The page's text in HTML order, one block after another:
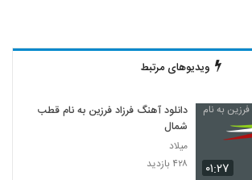
ویدیوهای مرتبط
۰۱:۲۷
دانلود آهنگ فرزاد فرزین به نام قطب
شمال
میلاد
۴۲۸ بازدید